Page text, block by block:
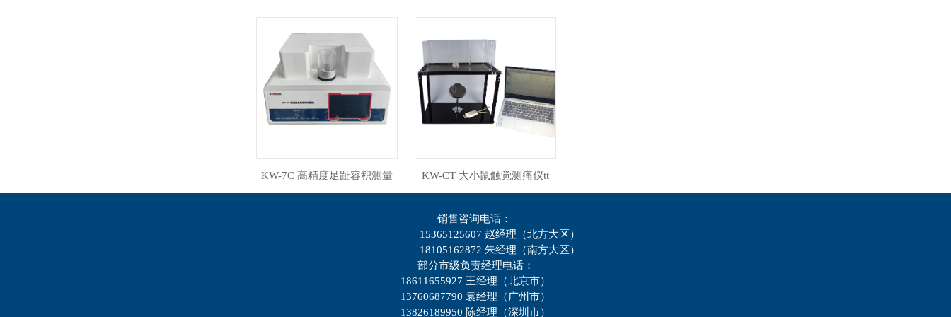
KW-7C 高精度足趾容积测量 KW-CT 大小鼠触觉测痛仪tt
销售咨询电话：
15365125607 赵经理（北方大区）
18105162872 朱经理（南方大区 ）
部分市级负责经理电话：
18611655927 王经理（北京市）
13760687790 袁经理（广州市）
13826189950 陈经理 （深圳市）